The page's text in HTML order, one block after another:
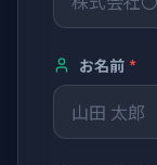
お名前 *